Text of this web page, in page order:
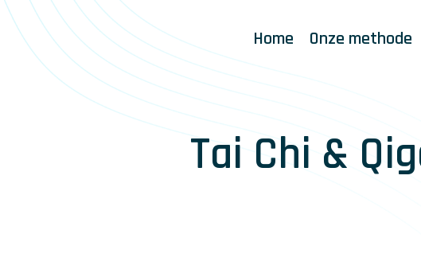
Home Onze methode
Tai Chi &